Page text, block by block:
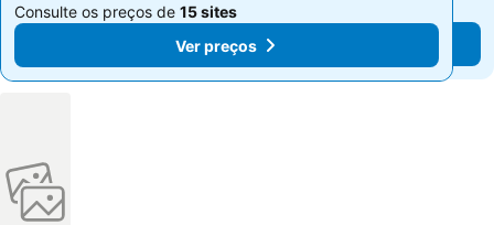
Consulte os preços de 15 sites
Ver preços
Consulte os preços de 15 sites
Ver preços